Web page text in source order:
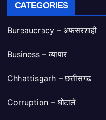
CATEGORIES
Bureaucracy – अफसरशाही
Business – व्यापार
Chhattisgarh – छत्तीसगढ
Corruption – घोटाले